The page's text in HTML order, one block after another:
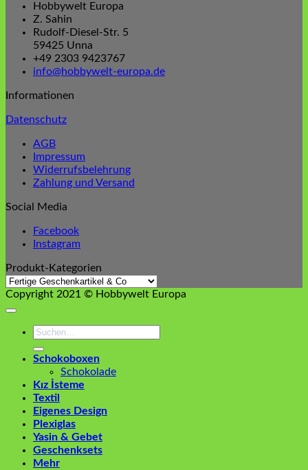
0,99 €0,19 €.
Hobbywelt Europa
Z. Sahin
Rudolf-Diesel-Str. 5
59425 Unna
+49 2303 9423767
info@hobbywelt-europa.de
Informationen
Datenschutz
AGB
Impressum
Widerrufsbelehrung
Zahlung und Versand
Social Media
Facebook
Instagram
Produkt-Kategorien
Copyright 2021 © Hobbywelt Europa
Suchen
Schokoboxen
Schokolade
Kız İsteme
Textil
Eigenes Design
Plexiglas
Yasin & Gebet
Geschenksets
Mehr